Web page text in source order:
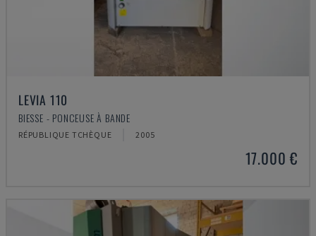
LEVIA 110
BIESSE - PONCEUSE À BANDE
RÉPUBLIQUE TCHÈQUE 2005
17.000 €